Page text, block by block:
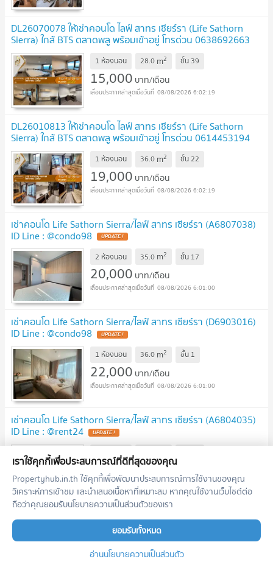
DL26070078 ให้เช่าคอนโด ไลฟ์ สาทร เซียร์รา (Life Sathorn
Sierra) ใกล้ BTS ตลาดพลู พร้อมเข้าอยู่ โทรด่วน 0638692663
LineID @952jdxxk
1 ห้องนอน 28.0 m2 ชั้น 39
15,000 บาท/เดือน
08/08/2026 6:02:19
DL26010813 ให้เช่าคอนโด ไลฟ์ สาทร เซียร์รา (Life Sathorn
Sierra) ใกล้ BTS ตลาดพลู พร้อมเข้าอยู่ โทรด่วน 0614453194
LineID @952jdxxk
1 ห้องนอน 36.0 m2 ชั้น22
19,000 บาท/เดือน
08/08/2026 6:02:19
เช่าคอนโด Life Sathorn Sierra/ไลฟ์ สาทร เซียร์รา (A6807038)
ID Line : @condo98
2 ห้องนอน 35.0 m2 ชั้น 17
20,000 บาท/เดือน
08/08/2026 6:01:00
เช่าคอนโด Life Sathorn Sierra/ไลฟ์ สาทร เซียร์รา (D6903016)
ID Line : @condo98
1 ห้องนอน 36.0 m2 ชั้น 1
22,000 บาท/เดือน
08/08/2026 6:01:00
เช่าคอนโด Life Sathorn Sierra/ไลฟ์ สาทร เซียร์รา (A6804035)
ID Line : @rent24
1 ห้องนอน
20,000 บาท/เดือน
กรุณาโทรสอบถาม
08/08/2026 6:01:00
เช่าคอนโด Life Sathorn Sierra/ไลฟ์ สาทร เซียร์รา (A6810004)
ID Line : @condo42
1 ห้องนอน 33.0m2 ชั้น
เราใช้คุกกี้เพื่อประสบการณ์ที่ดีที่สุดของคุณ
Propertyhub.in.th ใช้คุกกี้เพื่อพัฒนาประสบการณ์การใช้งานของคุณ
วิเคราะห์การเข้าชม และนำเสนอเนื้อหาที่เหมาะสม หากคุณใช้งานเว็บไซต์ต่อ
ถือว่าคุณยอมรับนโยบายความเป็นส่วนตัวของเรา
ยอมรับทั้งหมด
อ่านนโยบายความเป็นส่วนตัว